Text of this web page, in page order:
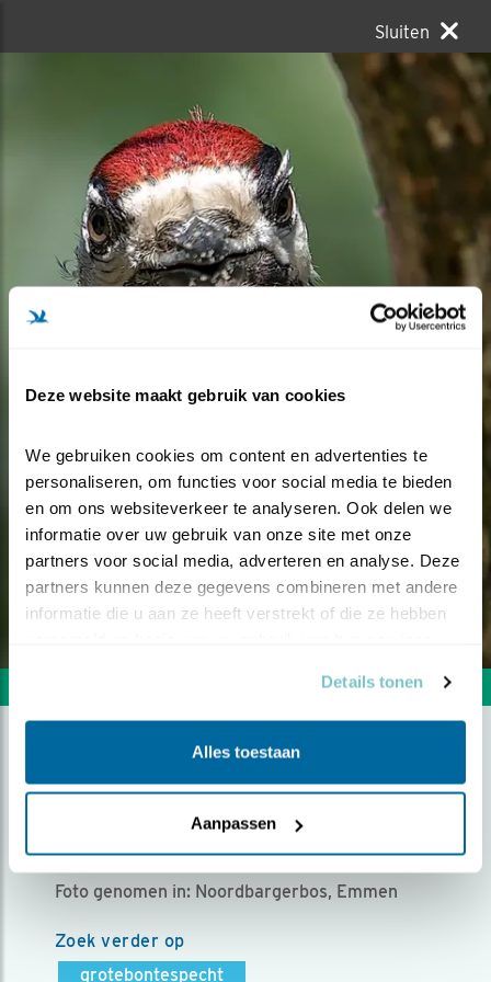
Deze website maakt gebruik van cookies
We gebruiken cookies om content en advertenties te
personaliseren, om functies voor social media te bieden
en om ons websiteverkeer te analyseren. Ook delen we
informatie over uw gebruik van onze site met onze
partners voor social media, adverteren en analyse. Deze
partners kunnen deze gegevens combineren met andere
informatie die u aan ze heeft verstrekt of die ze hebben
Details tonen
Alles toestaan
Aanpassen
Sluiten
Vorige foto
HALLO!
Door Aize Schipper | Geplaatst op maandag 10 juli
2017 |
4346 views
Foto genomen in: Noordbargerbos, Emmen
Zoek verder op
grotebontespecht